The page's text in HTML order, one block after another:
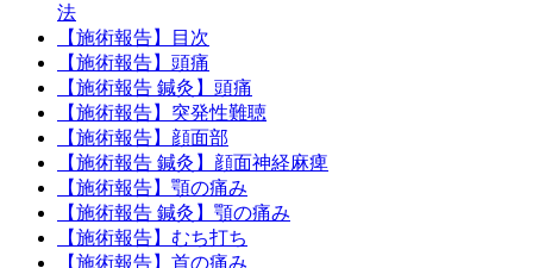
法
【施術報告】目次
【施術報告】頭痛
【施術報告 鍼灸】頭痛
【施術報告】突発性難聴
【施術報告】顔面部
【施術報告 鍼灸】顔面神経麻痺
【施術報告】顎の痛み
【施術報告 鍼灸】顎の痛み
【施術報告】むち打ち
【施術報告】首の痛み